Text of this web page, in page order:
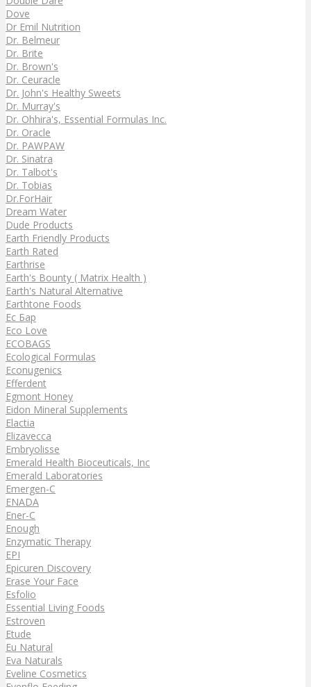
Dove
Dr Emil Nutrition
Dr. Belmeur
Dr. Brite
Dr. Brown's
Dr. Ceuracle
Dr. John's Healthy Sweets
Dr. Murray's
Dr. Ohhira's, Essential Formulas Inc.
Dr. Oracle
Dr. PAWPAW
Dr. Sinatra
Dr. Talbot's
Dr. Tobias
Dr.ForHair
Dream Water
Dude Products
Earth Friendly Products
Earth Rated
Earthrise
Earth's Bounty ( Matrix Health )
Earth's Natural Alternative
Earthtone Foods
Ec Бар
Eco Love
ECOBAGS
Ecological Formulas
Econugenics
Efferdent
Egmont Honey
Eidon Mineral Supplements
Elactia
Elizavecca
Embryolisse
Emerald Health Bioceuticals, Inc
Emerald Laboratories
Emergen-C
ENADA
Ener-C
Enough
Enzymatic Therapy
EPI
Epicuren Discovery
Erase Your Face
Esfolio
Essential Living Foods
Estroven
Etude
Eu Natural
Eva Naturals
Eveline Cosmetics